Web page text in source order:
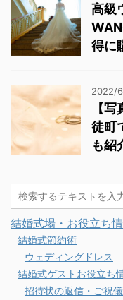
高級
得に
2022/
【
徒町
も紹
結婚式場・お役立ち
結婚式節約術
ウェディングドレス
結婚式ゲストお役立ち
招待状の返信・ご祝儀